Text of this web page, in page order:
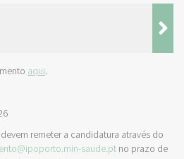
aqui.
remeter a candidatura através do
saude.pt no prazo de